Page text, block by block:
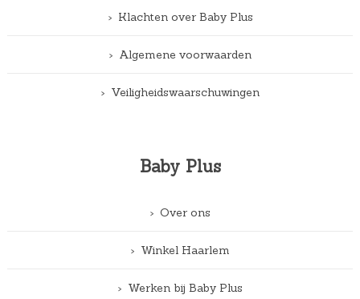
Klachten over Baby Plus
Algemene voorwaarden
Veiligheidswaarschuwingen
Baby Plus
Over ons
Winkel Haarlem
Werken bij Baby Plus